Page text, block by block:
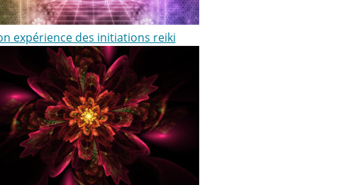
expérience des initiations reiki